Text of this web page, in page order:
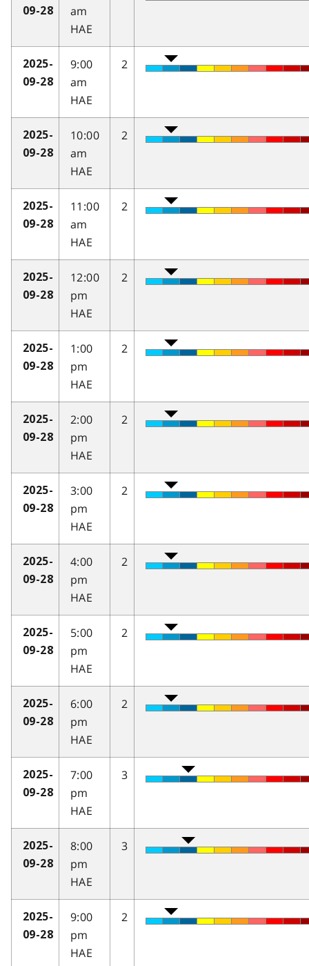
09-28
am
HAE
2025-
09-28
9:00
am
HAE
2
2025-
09-28
10:00
am
HAE
2
2025-
09-28
11:00
am
HAE
2
2025-
09-28
12:00
pm
HAE
2
2025-
09-28
1:00
pm
HAE
2
2025-
09-28
2:00
pm
HAE
2
2025-
09-28
3:00
pm
HAE
2
2025-
09-28
4:00
pm
HAE
2
2025-
09-28
5:00
pm
HAE
2
2025-
09-28
6:00
pm
HAE
2
2025-
09-28
7:00
pm
HAE
3
2025-
09-28
8:00
pm
HAE
3
2025-
09-28
9:00
pm
HAE
2